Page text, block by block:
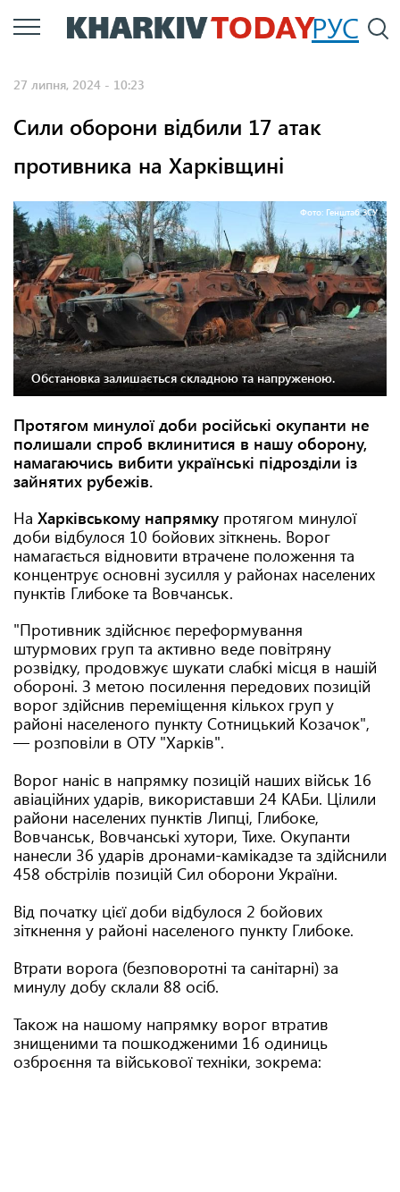
Перейти
до
РУС
27 липня, 2024 - 10:23
Сили оборони відбили 17 атак
противника на Харківщині
Фото: Генштаб ЗСУ
Обстановка залишається складною та напруженою.
Протягом минулої доби російські окупанти не
полишали спроб вклинитися в нашу оборону,
намагаючись вибити українські підрозділи із
зайнятих рубежів.
На Харківському напрямку протягом минулої
доби відбулося 10 бойових зіткнень. Ворог
намагається відновити втрачене положення та
концентрує основні зусилля у районах населених
пунктів Глибоке та Вовчанськ.
"Противник здійснює переформування
штурмових груп та активно веде повітряну
розвідку, продовжує шукати слабкі місця в нашій
обороні. З метою посилення передових позицій
ворог здійснив переміщення кількох груп у
районі населеного пункту Сотницький Козачок",
— розповіли в ОТУ "Харків".
Ворог наніс в напрямку позицій наших військ 16
авіаційних ударів, використавши 24 КАБи. Цілили
райони населених пунктів Липці, Глибоке,
Вовчанськ, Вовчанські хутори, Тихе. Окупанти
нанесли 36 ударів дронами-камікадзе та здійснили
458 обстрілів позицій Сил оборони України.
Від початку цієї доби відбулося 2 бойових
зіткнення у районі населеного пункту Глибоке.
Втрати ворога (безповоротні та санітарні) за
минулу добу склали 88 осіб.
Також на нашому напрямку ворог втратив
знищеними та пошкодженими 16 одиниць
озброєння та військової техніки, зокрема: